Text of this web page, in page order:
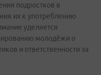
подростков в
их к употреблению
уделяется
молодёжи о
и ответственности за